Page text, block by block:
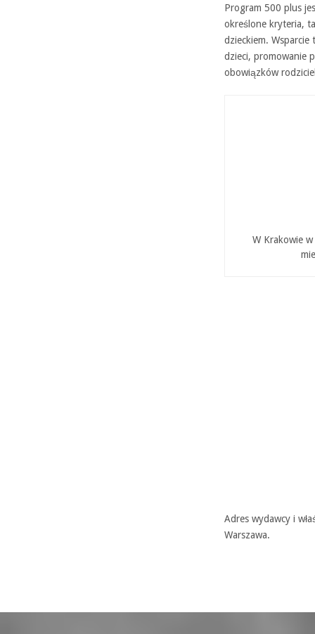
Program 500 plus
określone kryteria,
dzieckiem.
dzieci, promowanie
obowiązków
W Krakowie
Adres wydawcy i
Warszawa.